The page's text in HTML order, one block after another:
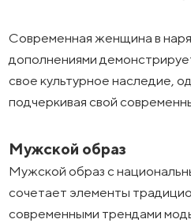
Современная женщина в
дополнениями
свое культурное наследие,
подчеркивая свой
Мужской образ
Мужской образ с
сочетает элементы
современными трендами